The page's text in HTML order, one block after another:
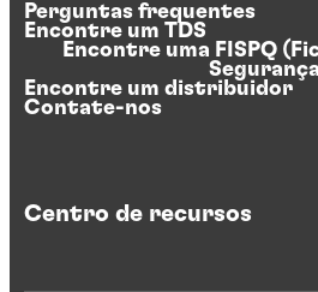
Perguntas frequentes
Encontre um TDS
Encontre uma FISPQ
Encontre um distribuidor
Contate-nos
Centro de recursos